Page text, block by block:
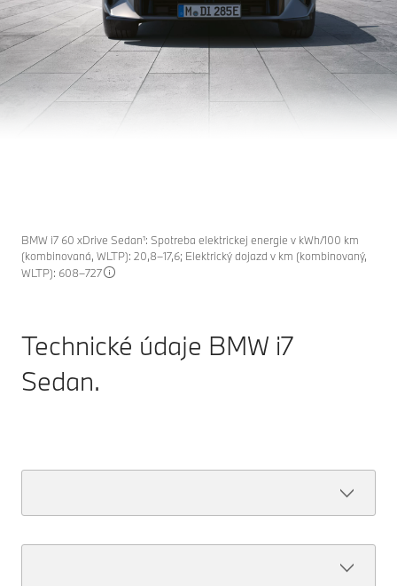
BMW i7 SEDAN:
TECHNICKÉ ÚDAJE
ZÁLEŽÍ NA KAŽDEJ MALIČKOSTI. VYVINUTÉ S
BMW i7 60 xDrive Sedan¹: Spotreba elektrickej energie v kWh/100 km
(kombinovaná, WLTP): 20,8–17,6; Elektrický dojazd v km (kombinovaný,
WLTP): 608–727
Technické údaje BMW i7
Sedan.